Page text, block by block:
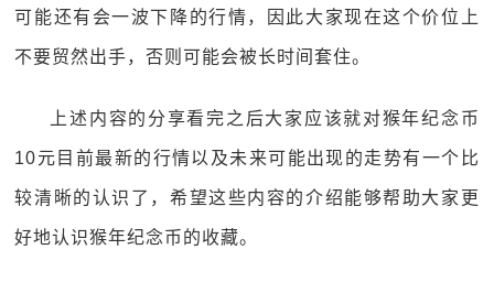
可能还有会一波下降的行情，因此大家现在这个价位上
不要贸然出手，否则可能会被长时间套住。
上述内容的分享看完之后大家应该就对猴年纪念币
10元目前最新的行情以及未来可能出现的走势有一个比
较清晰的认识了，希望这些内容的介绍能够帮助大家更
好地认识猴年纪念币的收藏。